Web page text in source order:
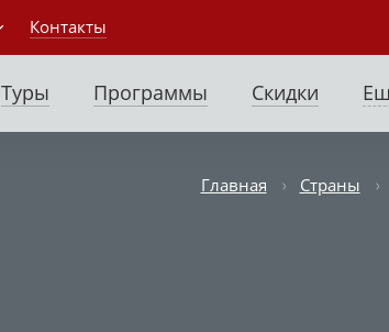
Контакты
Туры Программы Скидки
Главная Страны